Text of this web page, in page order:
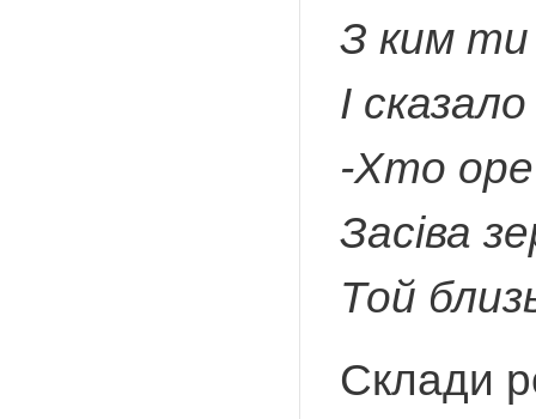
З ким ти
І
-Хто оре
Засіва
Той
Склади